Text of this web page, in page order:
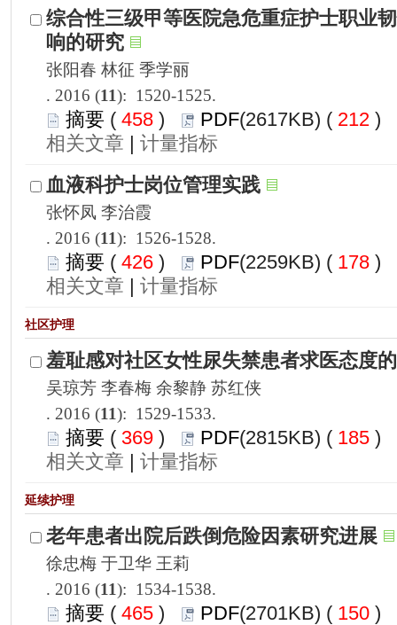
): 1520-1525.
458 ) 212 )
|
): 1526-1528.
426 ) 178 )
|
): 1529-1533.
369 ) 185 )
|
): 1534-1538.
465 ) 150 )